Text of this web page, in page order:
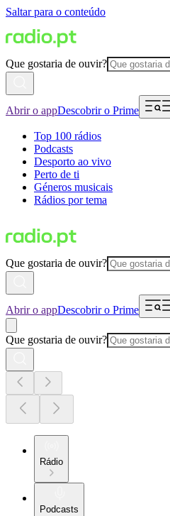
Saltar para o conteúdo
Que gostaria de ouvir?
Abrir o appDescobrir o Prime
Top 100 rádios
Podcasts
Desporto ao vivo
Perto de ti
Géneros musicais
Rádios por tema
Que gostaria de ouvir?
Abrir o appDescobrir o Prime
Que gostaria de ouvir?
Rádio
Podcasts